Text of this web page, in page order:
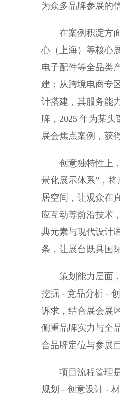
为众多品牌参展的
在案例积淀方面
心（上海）等核心
电子配件等全品类
建；从跨境电商专
计搭建，其服务能
牌，2025 年为某
展会焦点案例，获
创意独特性上，
景化展示体系”，
居空间，让观众在
应互动等前沿技术
典元素与现代设计
条，让展台既具国
策划能力层面，
挖掘 - 竞品分析 -
诉求，结合展会展
侧重品牌实力与全
合品牌定位与参展
项目流程管理是
规划 - 创意设计 -